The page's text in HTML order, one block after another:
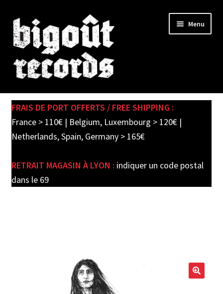
Skip
to
navigation
Skip
to
content
Menu
SHOP
child
PRE-ORDERS
FRAIS DE PORT OFFERTS / FREE SHIPPING :
France > 110€ | Belgium, Luxembourg > 120€ |
Netherlands, Spain, Germany > 165€
RETRAIT MAGASIN À LYON : indiquer un code postal
dans le 69